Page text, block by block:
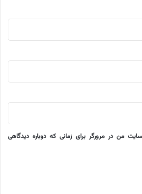
من در مرورگر برای زمانی که دوباره دیدگاهی